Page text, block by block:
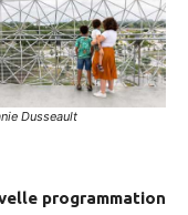
Dusseault
programmation